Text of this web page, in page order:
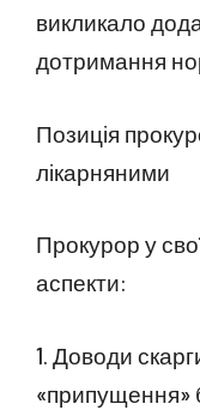
викликало
дотримання
Позиція
лікарняними
Прокурор у
аспекти:
1. Доводи
«припущення»